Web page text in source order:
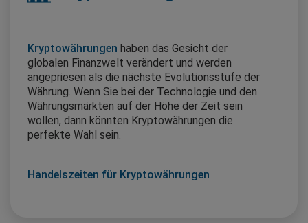
Kryptowährungen haben das Gesicht der
globalen Finanzwelt verändert und werden
angepriesen als die nächste Evolutionsstufe der
Währung. Wenn Sie bei der Technologie und den
Währungsmärkten auf der Höhe der Zeit sein
wollen, dann könnten Kryptowährungen die
perfekte Wahl sein.
Handelszeiten für Kryptowährungen